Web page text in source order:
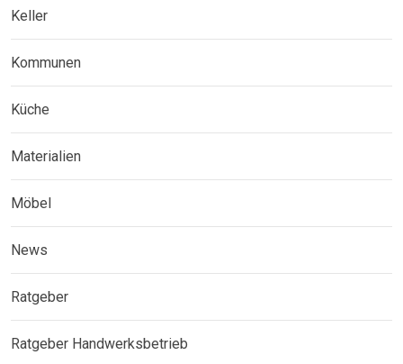
Keller
Kommunen
Küche
Materialien
Möbel
News
Ratgeber
Ratgeber Handwerksbetrieb